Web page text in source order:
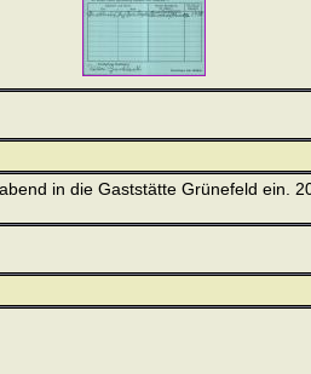
in die Gaststätte Grünefeld ein.